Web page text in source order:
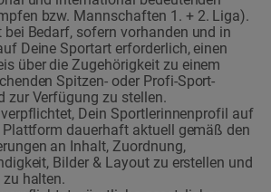
bzw. Mannschaften 1. + 2. Liga).
bei Bedarf, sofern vorhanden und in
Deine Sportart erforderlich, einen
über die Zugehörigkeit zu einem
Spitzen- oder Profi-Sport-
zur Verfügung zu stellen.
Dein Sportlerinnenprofil auf
Plattform dauerhaft aktuell gemäß den
an Inhalt, Zuordnung,
Bilder & Layout zu erstellen und
halten.